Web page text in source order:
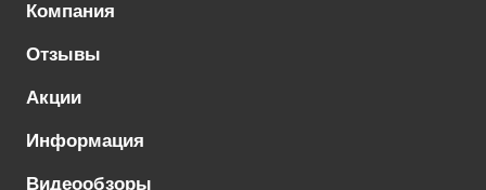
Компания
Отзывы
Акции
Информация
Видеообзоры